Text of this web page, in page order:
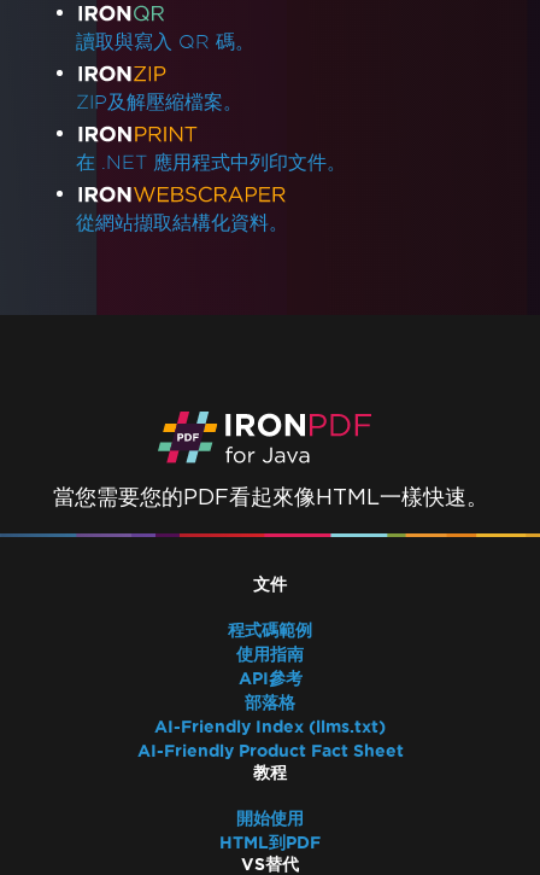
讀取與寫入 QR 碼。
ZIP及解壓縮檔案。
在 .NET 應用程式中列印文件。
從網站擷取結構化資料。
當您需要您的PDF看起來像HTML一樣快速。
文件
程式碼範例
使用指南
API參考
部落格
AI-Friendly Index (llms.txt)
AI-Friendly Product Fact Sheet
教程
開始使用
HTML到PDF
VS替代